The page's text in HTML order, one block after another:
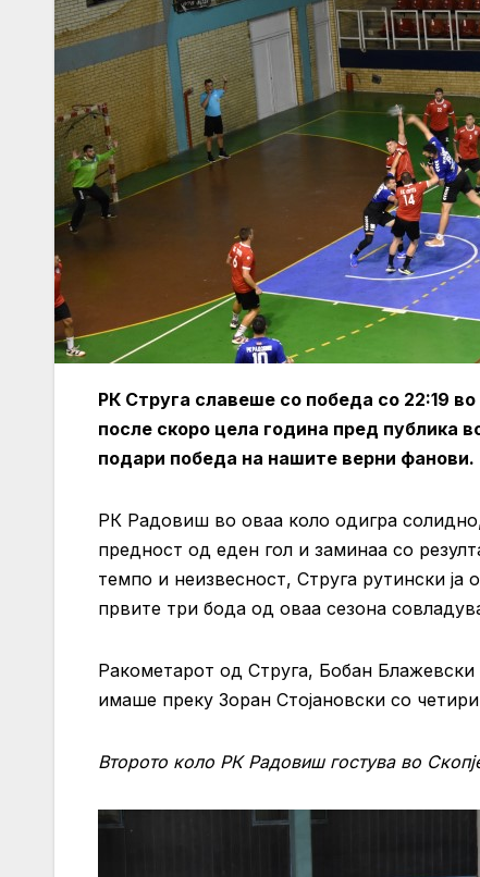
РК Струга славеше со победа со 22:19
после скоро цела година пред публика
подари победа на нашите верни фанови.
РК Радовиш во оваа коло одигра
предност од еден гол и заминаа со
темпо и неизвесност, Струга рутински ја
првите три бода од оваа сезона
Ракометарот од Струга, Бобан Блажевски
имаше преку Зоран Стојановски со
Второто коло РК Радовиш гостува во